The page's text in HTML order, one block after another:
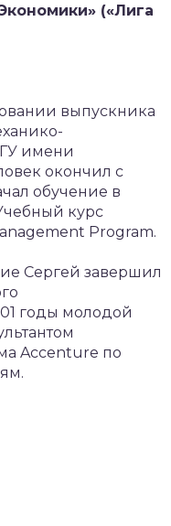
(«Лига
выпускника
имени
окончил с
обучение в
курс
Program.
Сергей завершил
годы молодой
Accenture по